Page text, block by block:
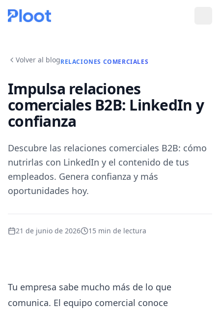
Volver al blogRELACIONES COMERCIALES
Impulsa relaciones
comerciales B2B: LinkedIn y
confianza
Descubre las relaciones comerciales B2B: cómo
nutrirlas con LinkedIn y el contenido de tus
empleados. Genera confianza y más
oportunidades hoy.
21 de junio de 2026 15 min de lectura
Tu empresa sabe mucho más de lo que
comunica. El equipo comercial conoce